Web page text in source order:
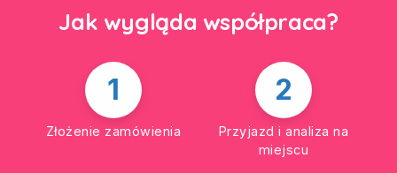
Jak wygląda współpraca?
1
Złożenie zamówienia
2
Przyjazd i analiza na
miejscu